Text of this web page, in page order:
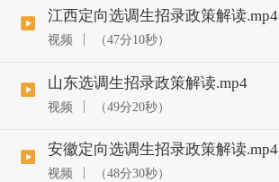
江西定向选调生招录政策解读.mp4
视频 （47分10秒）
山东选调生招录政策解读.mp4
视频 （49分20秒）
安徽定向选调生招录政策解读.mp4
视频 （48分30秒）